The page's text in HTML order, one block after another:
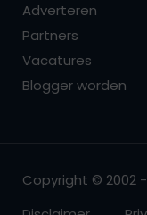
Adverteren
Partners
Vacatures
Blogger worden
Copyright © 2002